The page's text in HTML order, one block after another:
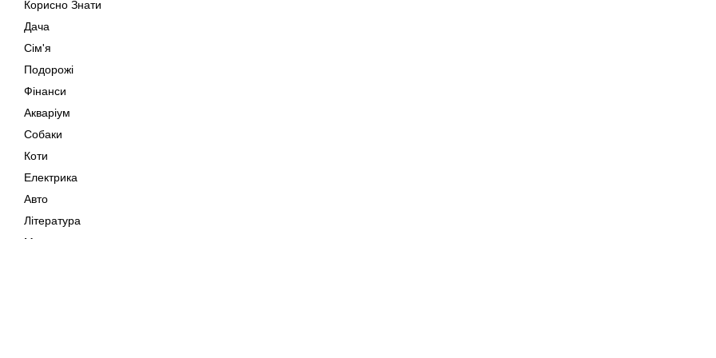
Корисно Знати
Дача
Сім'я
Подорожі
Фінанси
Акваріум
Собаки
Коти
Електрика
Авто
Література
Музика